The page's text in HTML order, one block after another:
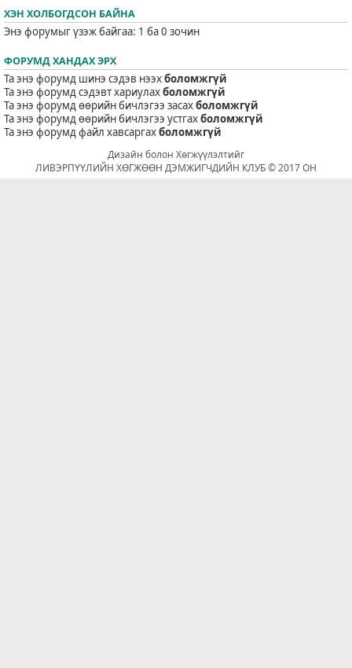
ХЭН ХОЛБОГДСОН БАЙНА
Энэ форумыг үзэж байгаа: 1 ба 0 зочин
ФОРУМД ХАНДАХ ЭРХ
Та энэ форумд шинэ сэдэв нээхболомжгүй
Та энэ форумд сэдэвт хариулахболомжгүй
Та энэ форумд өөрийн бичлэгээ засахболомжгүй
Та энэ форумд өөрийн бичлэгээ устгахболомжгүй
Та энэ форумд файл хавсаргахболомжгүй
Дизайн болон Хөгжүүлэлтийг
ЛИВЭРПҮҮЛИЙН ХӨГЖӨӨН ДЭМЖИГЧДИЙН КЛУБ © 2017 ОН